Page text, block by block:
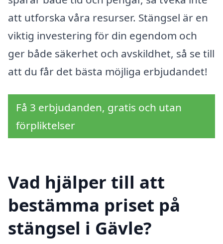
att utforska våra resurser. Stängsel är en
viktig investering för din egendom och
ger både säkerhet och avskildhet, så se till
att du får det bästa möjliga erbjudandet!
Få 3 erbjudanden, gratis och utan
förpliktelser
Vad hjälper till att
bestämma priset på
stängsel i Gävle?